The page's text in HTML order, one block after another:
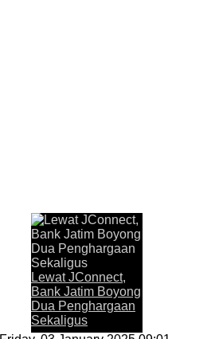
Lewat JConnect, Bank
JAKARTA,KORANRAKYAT.COM,-
Timur Tbk (Bank Jatim) dalam
memperoleh apresiasi. Melalui
penghargaan Top Digital Application...
Lewat JConnect,
Bank Jatim Boyong
Dua Penghargaan
Sekaligus